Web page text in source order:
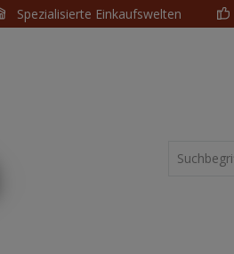
Spezialisierte Einkaufswelten